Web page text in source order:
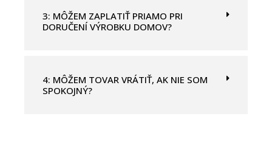
3: MÔŽEM ZAPLATIŤ PRIAMO PRI
DORUČENÍ VÝROBKU DOMOV?
4: MÔŽEM TOVAR VRÁTIŤ, AK NIE SOM
SPOKOJNÝ?